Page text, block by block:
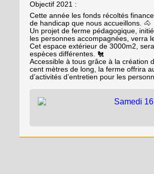
Objectif 2021 :
Cette année les fonds récoltés
de handicap que nous accueillons. 🐴
Un projet de ferme pédagogique,
les personnes accompagnées, verra
Cet espace extérieur de 3000m2,
espèces différentes. 🐔
Accessible à tous grâce à la création
cent mètres de long, la ferme offrira
d’activités d’entretien pour les